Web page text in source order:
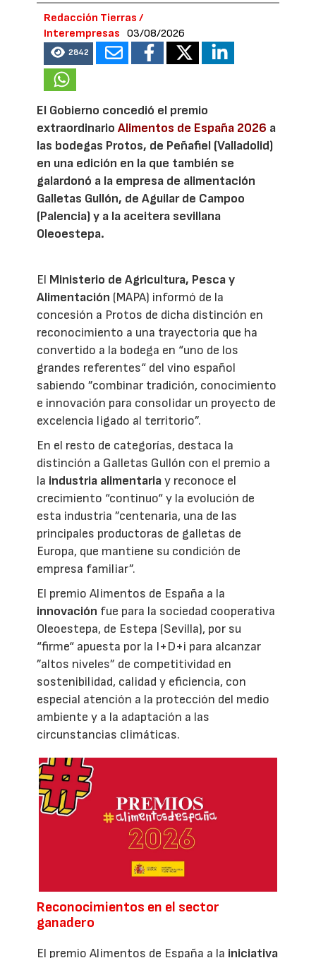
Redacción Tierras /
Interempresas
03/08/2026
2842
El Gobierno concedió el premio
extraordinarioAlimentos de España 2026 a
las bodegas Protos, de Peñafiel (Valladolid)
en una edición en la que también se
galardonó a la empresa de alimentación
Galletas Gullón, de Aguilar de Campoo
(Palencia) y a la aceitera sevillana
Oleoestepa.
El Ministerio de Agricultura, Pesca y
Alimentación (MAPA) informó de la
concesión a Protos de dicha distinción en
reconocimiento a una trayectoria que ha
convertido a la bodega en “uno de los
grandes referentes“ del vino español
sabiendo ”combinar tradición, conocimiento
e innovación para consolidar un proyecto de
excelencia ligado al territorio”.
En el resto de categorías, destaca la
distinción a Galletas Gullón con el premio a
la industria alimentariay reconoce el
crecimiento “continuo“ y la evolución de
esta industria ”centenaria, una de las
principales productoras de galletas de
Europa, que mantiene su condición de
empresa familiar”.
El premio Alimentos de España a la
innovación fue para la sociedad cooperativa
Oleoestepa, de Estepa (Sevilla), por su
“firme“ apuesta por la I+D+i para alcanzar
”altos niveles” de competitividad en
sostenibilidad, calidad y eficiencia, con
especial atención a la protección del medio
ambiente y a la adaptación a las
circunstancias climáticas.
Reconocimientos en el sector
ganadero
El premio Alimentos de España a la iniciativa